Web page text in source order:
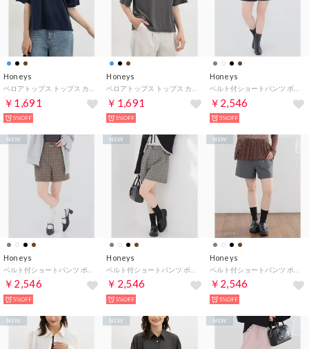
Honeys
ベロアトップス トップス カットソー 5分袖 無地 ストレッチ ベロア素材 クルーネック スリット ボックスシルエット セミシアー レディース （スモーキーブルー）
￥1,691
5%OFF
Honeys
ベロアトップス トップス カットソー 5分袖 無地 ストレッチ ベロア素材 クルーネック スリット ボックスシルエット セミシアー レディース （スミクロ）
￥1,691
5%OFF
Honeys
ベルト付ショートパンツ ボトムス パンツ ショートパンツ 再生ポリエステル ベルト付き 無地 チェック柄 タック ツイル素材 レディース （ブラック）
￥2,546
5%OFF
Honeys
￥2,546
NEW
5%OFF
Honeys
￥2,546
NEW
5%OFF
Honeys
￥2,546
NEW
5%OFF
NEW NEW NEW